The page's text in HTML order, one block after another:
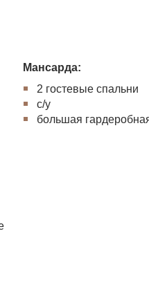
Мансарда:
2 гостевые спальни
с/у
большая